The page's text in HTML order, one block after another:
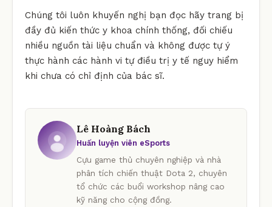
Chúng tôi luôn khuyến nghị bạn đọc hãy trang bị
đầy đủ kiến thức y khoa chính thống, đối chiếu
nhiều nguồn tài liệu chuẩn và không được tự ý
thực hành các hành vi tự điều trị y tế nguy hiểm
khi chưa có chỉ định của bác sĩ.
Lê Hoàng Bách
Huấn luyện viên eSports
Cựu game thủ chuyên nghiệp và nhà
phân tích chiến thuật Dota 2, chuyên
tổ chức các buổi workshop nâng cao
kỹ năng cho cộng đồng.